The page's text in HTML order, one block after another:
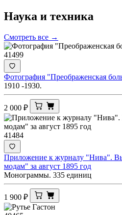
Наука и техника
Смотреть все →
41499
Фотография "Преображенская
1910 -1930.
2 000 ₽
41484
Приложение к журналу "Нива".
модам" за август 1895 год
Монограммы. 335 единиц
1 900 ₽